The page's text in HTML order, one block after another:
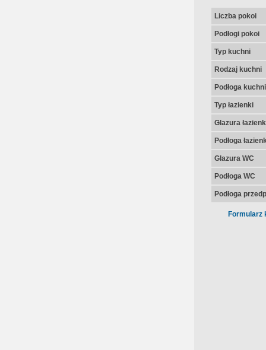
Liczba pokoi
Podłogi pokoi
Typ kuchni
Rodzaj kuchni
Podłoga kuchni
Typ łazienki
Glazura
Podłoga
Glazura WC
Podłoga WC
Podłoga
Formularz